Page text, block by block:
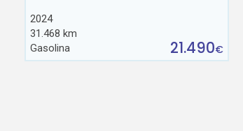
2024
31.468 km
Gasolina
21.490€